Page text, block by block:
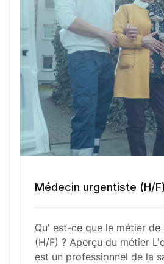
ainsi que les fonctions liées à
la déglutition. En collaboration
professionnels de la santé,
développe des plans de
et utilise diverses techniques
répondre aux besoins
patient, contribuant ainsi à
autonomie.
Fonctions Principales
Compétences Requises
Médecin urgentiste (H/F)
Qu' est-ce que le métier
(H/F) ? Aperçu du métier
est un professionnel de la